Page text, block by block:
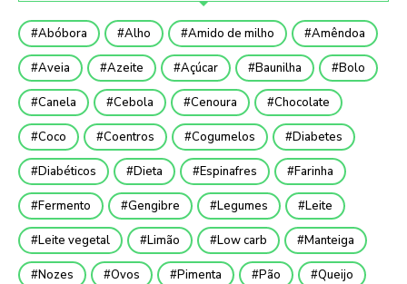
Abóbora Alho Amido de milho Amêndoa
Aveia Azeite Açúcar Baunilha Bolo
Canela Cebola Cenoura Chocolate
Coco Coentros Cogumelos Diabetes
Diabéticos Dieta Espinafres Farinha
Fermento Gengibre Legumes Leite
Leite vegetal Limão Low carb Manteiga
Nozes Ovos Pimenta Pão Queijo